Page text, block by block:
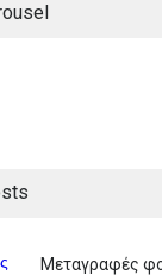
Μεταγραφές